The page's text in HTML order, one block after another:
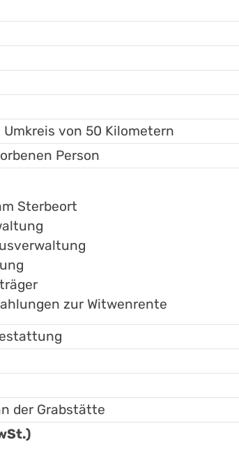
von 50 Kilometern
Person
Sterbeort
zur Witwenrente
der Grabstätte